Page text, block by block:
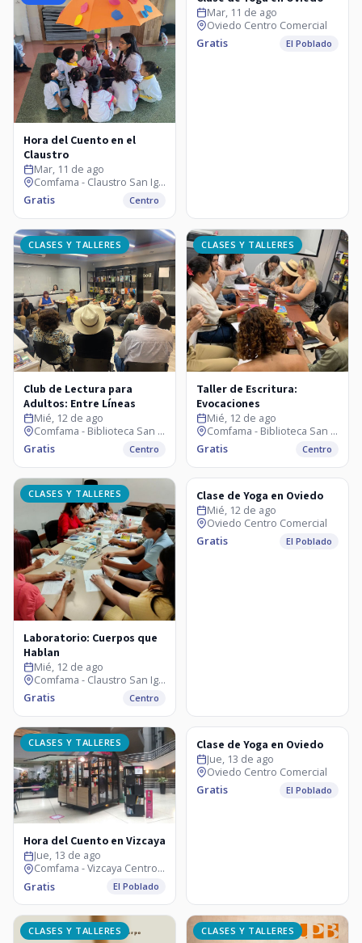
Hora del Cuento en el
Claustro
Mar, 11 de ago
Comfama - Claustro San Ignacio
Gratis Centro
Mar, 11 de ago
Oviedo Centro Comercial
Gratis El Poblado
CLASES Y TALLERES
Club de Lectura para
Adultos: Entre Líneas
Mié, 12 de ago
Comfama - Biblioteca San Ignacio
Gratis Centro
CLASES Y TALLERES
Taller de Escritura:
Evocaciones
Mié, 12 de ago
Comfama - Biblioteca San Ignacio
Gratis Centro
CLASES Y TALLERES
Laboratorio: Cuerpos que
Hablan
Mié, 12 de ago
Comfama - Claustro San Ignacio
Gratis Centro
CLASES Y TALLERES
Clase de Yoga en Oviedo
Mié, 12 de ago
Oviedo Centro Comercial
Gratis El Poblado
CLASES Y TALLERES
Hora del Cuento en Vizcaya
Jue, 13 de ago
Comfama - Vizcaya Centro Comercial
Gratis El Poblado
CLASES Y TALLERES
Clase de Yoga en Oviedo
Jue, 13 de ago
Oviedo Centro Comercial
Gratis El Poblado
CLASES Y TALLERES CLASES Y TALLERES